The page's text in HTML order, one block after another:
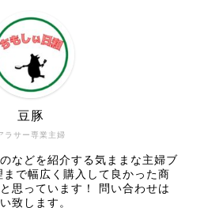
ラサー専業主婦
豆豚
などを紹介する気ままな主婦ブ
で幅広く購入して良かった商
思っています！ 問い合わせは
致します。